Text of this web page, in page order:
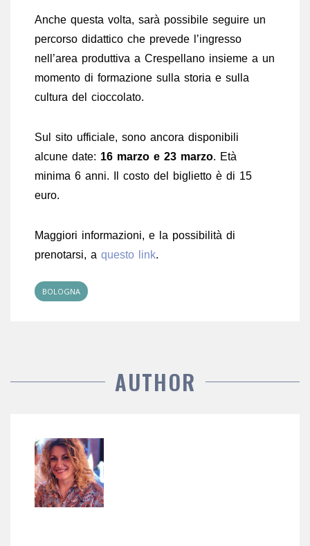
Anche questa volta, sarà possibile seguire un
percorso didattico che prevede l’ingresso
nell’area produttiva a Crespellano insieme a un
momento di formazione sulla storia e sulla
cultura del cioccolato.
Sul sito ufficiale, sono ancora disponibili
alcune date: 16 marzo e 23 marzo. Età
minima 6 anni. Il costo del biglietto è di 15
euro.
Maggiori informazioni, e la possibilità di
prenotarsi, a questo link.
BOLOGNA
AUTHOR